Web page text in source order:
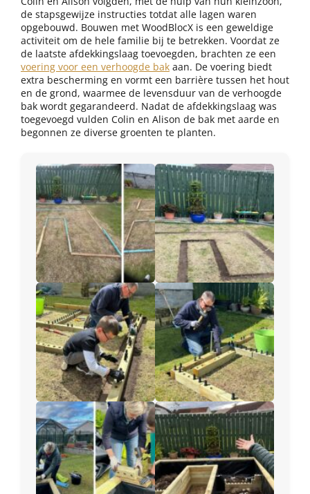
de stapsgewijze instructies totdat alle lagen waren
opgebouwd. Bouwen met WoodBlocX is een geweldige
activiteit om de hele familie bij te betrekken. Voordat ze
de laatste afdekkingslaag toevoegden, brachten ze een
voering voor een verhoogde bak aan. De voering biedt
extra bescherming en vormt een barrière tussen het hout
en de grond, waarmee de levensduur van de verhoogde
bak wordt gegarandeerd. Nadat de afdekkingslaag was
toegevoegd vulden Colin en Alison de bak met aarde en
begonnen ze diverse groenten te planten.